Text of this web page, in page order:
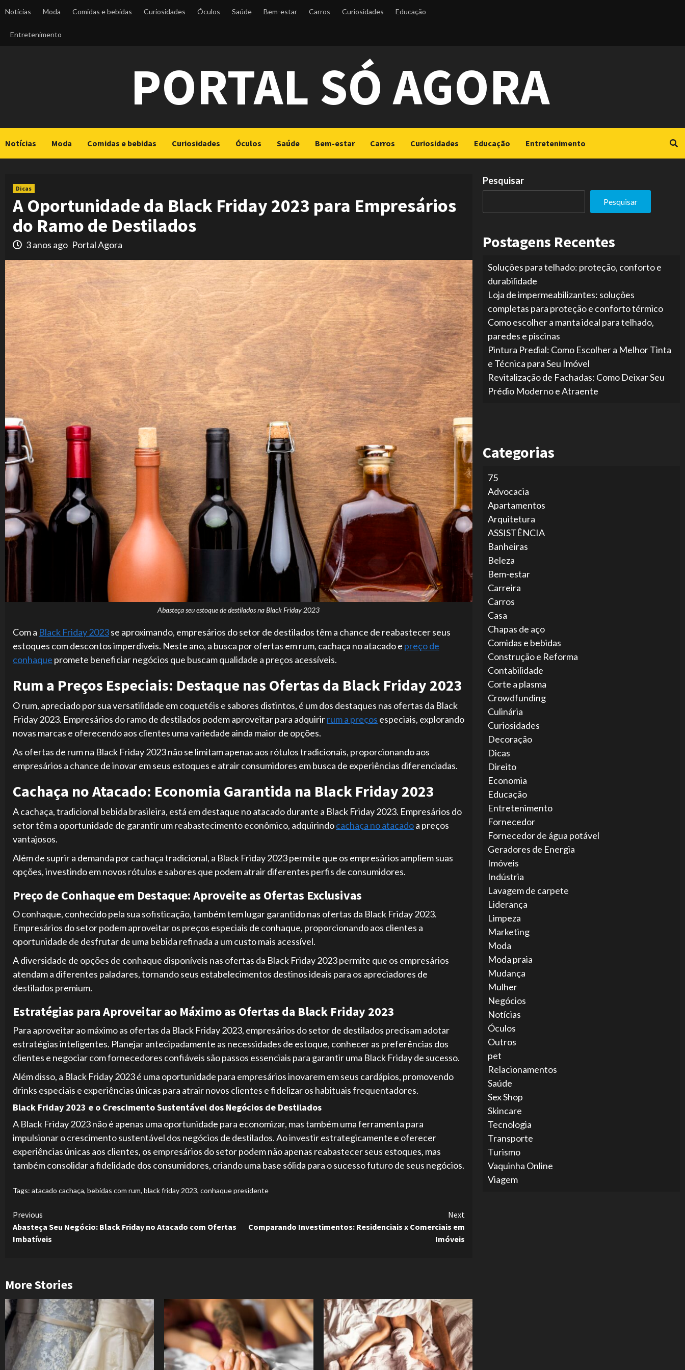
content
Notícias Moda Comidas e bebidas Curiosidades Óculos Saúde Bem-estar Carros Curiosidades Educação
Entretenimento
PORTAL SÓ AGORA
Notícias Moda Comidas e bebidas Curiosidades Óculos Saúde Bem-estar Carros Curiosidades Educação Entretenimento
Dicas
A Oportunidade da Black Friday 2023 para Empresários
do Ramo de Destilados
3 anos ago Portal Agora
Abasteça seu estoque de destilados na Black Friday 2023
Com a Black Friday 2023se aproximando, empresários do setor de destilados têm a chance de reabastecer seus
estoques com descontos imperdíveis. Neste ano, a busca por ofertas em rum, cachaça no atacado e preço de
conhaque promete beneficiar negócios que buscam qualidade a preços acessíveis.
Rum a Preços Especiais: Destaque nas Ofertas da Black Friday 2023
O rum, apreciado por sua versatilidade em coquetéis e sabores distintos, é um dos destaques nas ofertas da Black
Friday 2023. Empresários do ramo de destilados podem aproveitar para adquirirrum a preços especiais, explorando
novas marcas e oferecendo aos clientes uma variedade ainda maior de opções.
As ofertas de rum na Black Friday 2023 não se limitam apenas aos rótulos tradicionais, proporcionando aos
empresários a chance de inovar em seus estoques e atrair consumidores em busca de experiências diferenciadas.
Cachaça no Atacado: Economia Garantida na Black Friday 2023
A cachaça, tradicional bebida brasileira, está em destaque no atacado durante a Black Friday 2023. Empresários do
setor têm a oportunidade de garantir um reabastecimento econômico, adquirindocachaça no atacadoa preços
vantajosos.
Além de suprir a demanda por cachaça tradicional, a Black Friday 2023 permite que os empresários ampliem suas
opções, investindo em novos rótulos e sabores que podem atrair diferentes perfis de consumidores.
Preço de Conhaque em Destaque: Aproveite as Ofertas Exclusivas
O conhaque, conhecido pela sua sofisticação, também tem lugar garantido nas ofertas da Black Friday 2023.
Empresários do setor podem aproveitar os preços especiais de conhaque, proporcionando aos clientes a
oportunidade de desfrutar de uma bebida refinada a um custo mais acessível.
A diversidade de opções de conhaque disponíveis nas ofertas da Black Friday 2023 permite que os empresários
atendam a diferentes paladares, tornando seus estabelecimentos destinos ideais para os apreciadores de
destilados premium.
Estratégias para Aproveitar ao Máximo as Ofertas da Black Friday 2023
Para aproveitar ao máximo as ofertas da Black Friday 2023, empresários do setor de destilados precisam adotar
estratégias inteligentes. Planejar antecipadamente as necessidades de estoque, conhecer as preferências dos
clientes e negociar com fornecedores confiáveis são passos essenciais para garantir uma Black Friday de sucesso.
Além disso, a Black Friday 2023 é uma oportunidade para empresários inovarem em seus cardápios, promovendo
drinks especiais e experiências únicas para atrair novos clientes e fidelizar os habituais frequentadores.
Black Friday 2023 e o Crescimento Sustentável dos Negócios de Destilados
A Black Friday 2023 não é apenas uma oportunidade para economizar, mas também uma ferramenta para
impulsionar o crescimento sustentável dos negócios de destilados. Ao investir estrategicamente e oferecer
experiências únicas aos clientes, os empresários do setor podem não apenas reabastecer seus estoques, mas
também consolidar a fidelidade dos consumidores, criando uma base sólida para o sucesso futuro de seus negócios.
Tags: atacado cachaça, bebidas com rum, black friday 2023, conhaque presidente
Continue
Reading
Previous
Abasteça Seu Negócio: Black Friday no Atacado com Ofertas
Imbatíveis
Next
Comparando Investimentos: Residenciais x Comerciais em
Imóveis
More Stories
Pesquisar
Pesquisar
Postagens Recentes
Soluções para telhado: proteção, conforto e
durabilidade
Loja de impermeabilizantes: soluções
completas para proteção e conforto térmico
Como escolher a manta ideal para telhado,
paredes e piscinas
Pintura Predial: Como Escolher a Melhor Tinta
e Técnica para Seu Imóvel
Revitalização de Fachadas: Como Deixar Seu
Prédio Moderno e Atraente
Categorias
75
Advocacia
Apartamentos
Arquitetura
ASSISTÊNCIA
Banheiras
Beleza
Bem-estar
Carreira
Carros
Casa
Chapas de aço
Comidas e bebidas
Construção e Reforma
Contabilidade
Corte a plasma
Crowdfunding
Culinária
Curiosidades
Decoração
Dicas
Direito
Economia
Educação
Entretenimento
Fornecedor
Fornecedor de água potável
Geradores de Energia
Imóveis
Indústria
Lavagem de carpete
Liderança
Limpeza
Marketing
Moda
Moda praia
Mudança
Mulher
Negócios
Notícias
Óculos
Outros
pet
Relacionamentos
Saúde
Sex Shop
Skincare
Tecnologia
Transporte
Turismo
Vaquinha Online
Viagem